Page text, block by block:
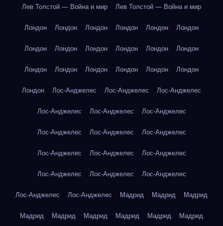
Лев Толстой — Война и мир Лев Толстой — Война и мир
Лондон Лондон Лондон Лондон Лондон Лондон
Лондон Лондон Лондон Лондон Лондон Лондон
Лондон Лондон Лондон Лондон Лондон Лондон
Лондон Лос-Анджелес Лос-Анджелес Лос-Анджелес
Лос-Анджелес Лос-Анджелес Лос-Анджелес
Лос-Анджелес Лос-Анджелес Лос-Анджелес
Лос-Анджелес Лос-Анджелес Лос-Анджелес
Лос-Анджелес Лос-Анджелес Лос-Анджелес
Лос-Анджелес Лос-Анджелес Мадрид Мадрид Мадрид
Мадрид Мадрид Мадрид Мадрид Мадрид Мадрид